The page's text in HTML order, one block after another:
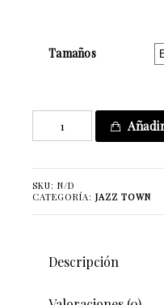
Tamaños
cantidad
SKU: N/D
CATEGORÍA: JAZZ TOWN
Descripción